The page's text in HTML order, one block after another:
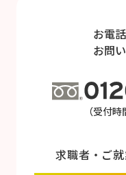
お電
お問
（受付
求職者・ご